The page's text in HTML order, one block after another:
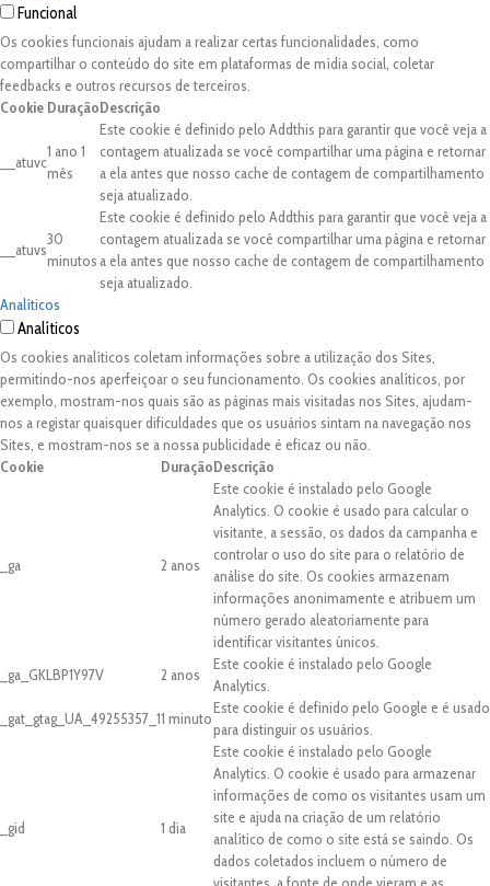
Funcional
Os cookies funcionais ajudam a realizar certas funcionalidades, como
compartilhar o conteúdo do site em plataformas de mídia social, coletar
feedbacks e outros recursos de terceiros.
Cookie DuraçãoDescrição
__atuvc
1 ano 1
mês
Este cookie é definido pelo Addthis para garantir que você veja a
contagem atualizada se você compartilhar uma página e retornar
a ela antes que nosso cache de contagem de compartilhamento
seja atualizado.
__atuvs
30
minutos
Este cookie é definido pelo Addthis para garantir que você veja a
contagem atualizada se você compartilhar uma página e retornar
a ela antes que nosso cache de contagem de compartilhamento
seja atualizado.
Analíticos
Analíticos
Os cookies analíticos coletam informações sobre a utilização dos Sites,
permitindo-nos aperfeiçoar o seu funcionamento. Os cookies analíticos, por
exemplo, mostram-nos quais são as páginas mais visitadas nos Sites, ajudam-
nos a registar quaisquer dificuldades que os usuários sintam na navegação nos
Sites, e mostram-nos se a nossa publicidade é eficaz ou não.
Cookie
DuraçãoDescrição
_ga 2 anos
Este cookie é instalado pelo Google
Analytics. O cookie é usado para calcular o
visitante, a sessão, os dados da campanha e
controlar o uso do site para o relatório de
análise do site. Os cookies armazenam
informações anonimamente e atribuem um
número gerado aleatoriamente para
identificar visitantes únicos.
_ga_GKLBP1Y97V
2 anos
Este cookie é instalado pelo Google
Analytics.
_gat_gtag_UA_49255357_11 minuto
Este cookie é definido pelo Google e é usado
para distinguir os usuários.
_gid 1 dia
Este cookie é instalado pelo Google
Analytics. O cookie é usado para armazenar
informações de como os visitantes usam um
site e ajuda na criação de um relatório
analítico de como o site está se saindo. Os
dados coletados incluem o número de